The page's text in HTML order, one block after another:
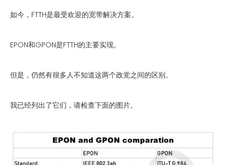
["whatsapp","linkedin","line","facebook"]
如今，FTTH是最受欢迎的宽带解决方案。
EPON和GPON是FTTH的主要实现。
但是，仍然有很多人不知道这两个政党之间的区别。
我已经列出了它们，请检查下面的图片。